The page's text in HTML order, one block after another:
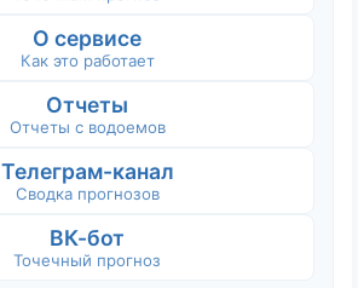
О сервисе
Как это работает
Отчеты
Отчеты с водоемов
Телеграм-канал
Сводка прогнозов
ВК-бот
Точечный прогноз